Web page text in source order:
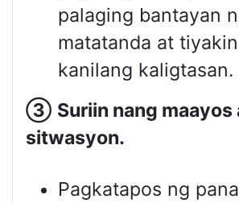
palaging bantayan
matatanda at
kanilang kaligtasan.
③ Suriin nang maayos
sitwasyon.
Pagkatapos ng